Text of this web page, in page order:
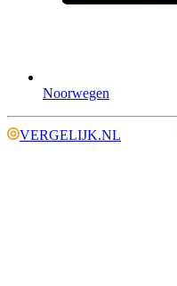
Noorwegen
VERGELIJK.NL